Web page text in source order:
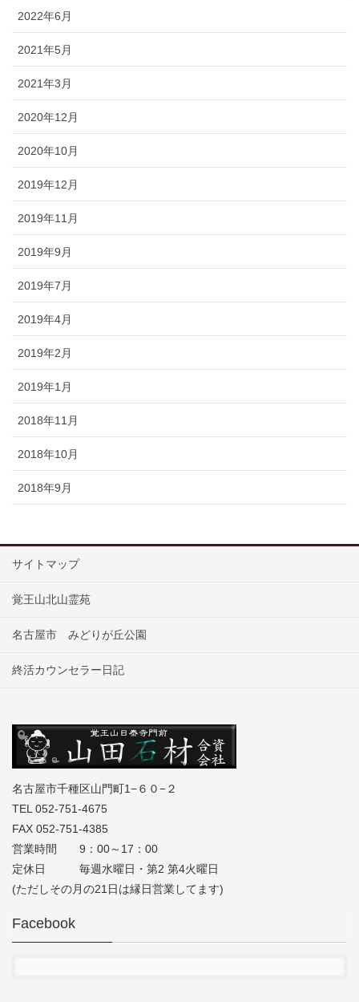
2022年6月
2021年5月
2021年3月
2020年12月
2020年10月
2019年12月
2019年11月
2019年9月
2019年7月
2019年4月
2019年2月
2019年1月
2018年11月
2018年10月
2018年9月
サイトマップ
覚王山北山霊苑
名古屋市 みどりが丘公園
終活カウンセラー日記
名古屋市千種区山門町1−６０−２
TEL 052-751-4675
FAX 052-751-4385
営業時間 9：00～17：00
定休日 毎週水曜日・第2 第4火曜日
(ただしその月の21日は縁日営業してます)
Facebook